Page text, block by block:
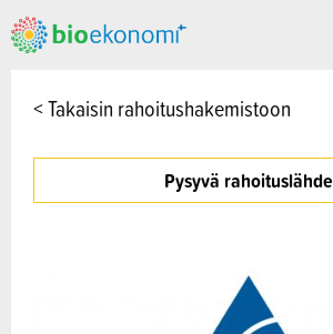
< Takaisin rahoitushakemistoon
Pysyvä rahoituslähde